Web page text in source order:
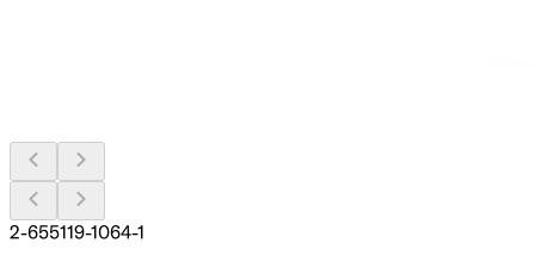
2-655119-1064-1